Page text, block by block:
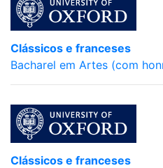
Clássicos e franceses
Bacharel em Artes (com
Clássicos e franceses